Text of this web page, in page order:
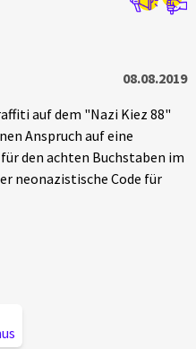
08.08.2019
auf dem "Nazi Kiez 88"
Anspruch auf eine
den achten Buchstaben im
neonazistische Code für
Statistik